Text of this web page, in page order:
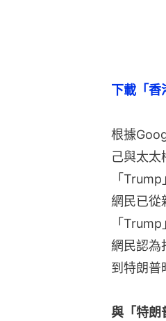
下載「香
根據
己與太
「
網民已從
「
網民認為
到特朗普
與「特朗